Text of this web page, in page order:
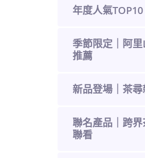
年度人氣TOP10
季節限定｜阿
推薦
新品登場｜茶
聯名產品｜跨
聯看